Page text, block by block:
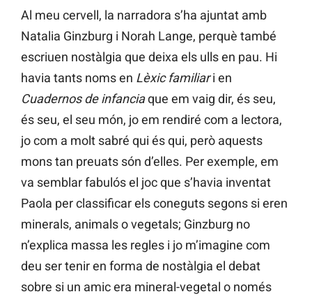
Al meu cervell, la narradora s’ha ajuntat amb
Natalia Ginzburg i Norah Lange, perquè també
escriuen nostàlgia que deixa els ulls en pau. Hi
havia tants noms en Lèxic familiari en
Cuadernos de infanciaque em vaig dir, és seu,
és seu, el seu món, jo em rendiré com a lectora,
jo com a molt sabré qui és qui, però aquests
mons tan preuats són d’elles. Per exemple, em
va semblar fabulós el joc que s’havia inventat
Paola per classificar els coneguts segons si eren
minerals, animals o vegetals; Ginzburg no
n’explica massa les regles i jo m’imagine com
deu ser tenir en forma de nostàlgia el debat
sobre si un amic era mineral-vegetal o només